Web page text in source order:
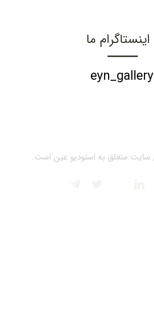
سایت متعلق به استودیو عین است.
اینستاگرام ما
eyn_gallery